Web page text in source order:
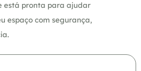
está pronta para ajudar
espaço com segurança,